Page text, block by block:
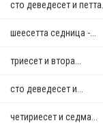
сто деведесет и петта...
шеесетта седница -...
триесет и втора...
сто деведесет и...
четириесет и седма...